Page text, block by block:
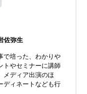
佐弥生
で培った、わかりや
トやセミナーに講師
メディア出演のほ
ディネートなども行